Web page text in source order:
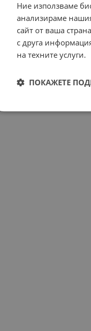
Ние използваме
анализираме
сайт от ваша
с друга
на техните услуги.
ПОКАЖЕТЕ